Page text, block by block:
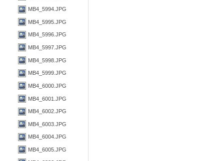
MB4_5994.JPG
MB4_5995.JPG
MB4_5996.JPG
MB4_5997.JPG
MB4_5998.JPG
MB4_5999.JPG
MB4_6000.JPG
MB4_6001.JPG
MB4_6002.JPG
MB4_6003.JPG
MB4_6004.JPG
MB4_6005.JPG